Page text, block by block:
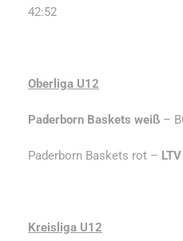
42:52
Oberliga U12
Paderborn Baskets weiß –
Paderborn Baskets rot –
Kreisliga U12